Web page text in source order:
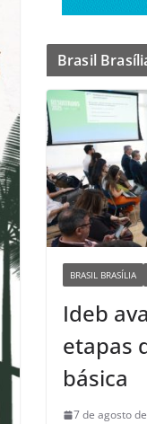
Brasil
BRASIL BRASÍLIA
Ideb
etapas
básica
7 de agosto